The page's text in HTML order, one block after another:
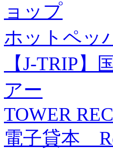
ョップ
ホットペッ
【J-TRIP
アー
TOWER
電子貸本